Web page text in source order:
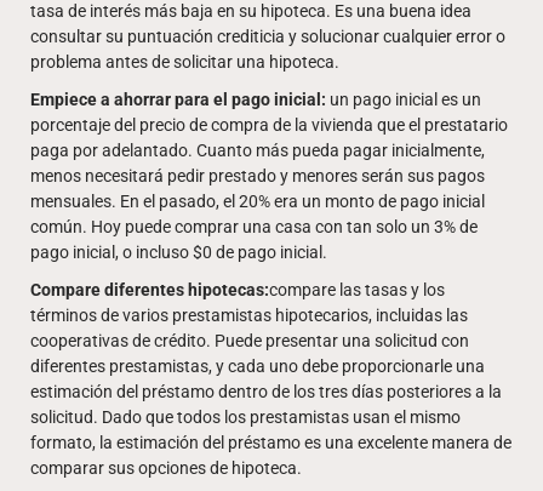
tasa de interés más baja en su hipoteca. Es una buena idea
consultar su puntuación crediticia y solucionar cualquier error o
problema antes de solicitar una hipoteca.
Empiece a ahorrar para el pago inicial: un pago inicial es un
porcentaje del precio de compra de la vivienda que el prestatario
paga por adelantado. Cuanto más pueda pagar inicialmente,
menos necesitará pedir prestado y menores serán sus pagos
mensuales. En el pasado, el 20% era un monto de pago inicial
común. Hoy puede comprar una casa con tan solo un 3% de
pago inicial, o incluso $0 de pago inicial.
Compare diferentes hipotecas:compare las tasas y los
términos de varios prestamistas hipotecarios, incluidas las
cooperativas de crédito. Puede presentar una solicitud con
diferentes prestamistas, y cada uno debe proporcionarle una
estimación del préstamo dentro de los tres días posteriores a la
solicitud. Dado que todos los prestamistas usan el mismo
formato, la estimación del préstamo es una excelente manera de
comparar sus opciones de hipoteca.